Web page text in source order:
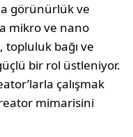
görünürlük ve
mikro ve nano
bağı ve
bir rol üstleniyor.
çalışmak
mimarisini